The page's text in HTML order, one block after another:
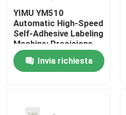
Casa
Video
YIMU YM510
Automatic High-Speed
Self-Adhesive Labeling
Machine: Precisione
industriale per
bottiglie e barattoli
multiforme
Invia richiesta